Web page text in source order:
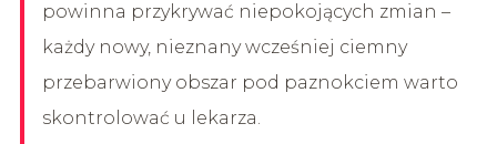
powinna przykrywać niepokojących zmian –
każdy nowy, nieznany wcześniej ciemny
przebarwiony obszar pod paznokciem warto
skontrolować u lekarza.